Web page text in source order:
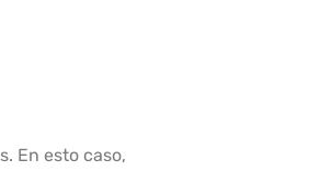
En esto caso,